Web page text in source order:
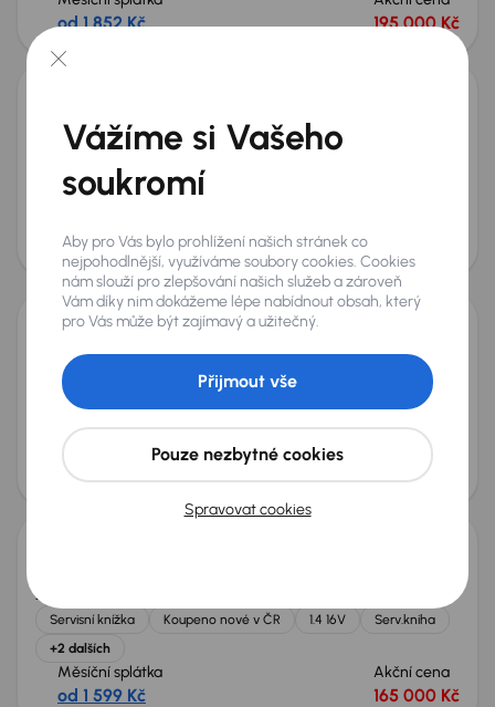
od 1 852 Kč 195 000 Kč
Fiat Tipo
26 543 km Benzín 1.4 16V70 kW
Po prvním majiteli Servisní knížka
1.4 16V
+4 dalších
od 2 062 Kč
Možnost odpočtu DPH
Fiat Tipo
2024 1.0 FireFly 73 kW
Po prvním majiteli
1.0 FireFly
Měsíční splátka
od 2 273 Kč
Akční cena
210 000 Kč
2016
Servisní knížka Koupeno nové v ČR 1.4 16V
Serv.kniha
+2 dalších
Měsíční splátka
od 1 599 Kč
Akční cena
165 000 Kč
Vážíme si Vašeho
soukromí
Aby pro Vás bylo prohlížení našich stránek co
nejpohodlnější, využíváme soubory cookies. Cookies
nám slouží pro zlepšování našich služeb a zároveň
Vám díky nim dokážeme lépe nabídnout obsah, který
pro Vás může být zajímavý a užitečný.
Spravovat cookies
Pouze nezbytné cookies
Přijmout vše